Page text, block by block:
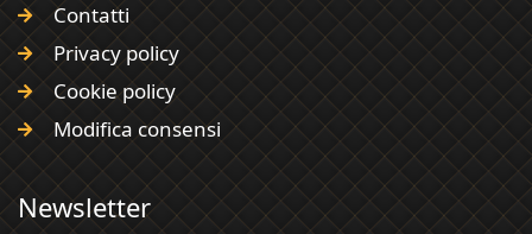
Contatti
Privacy policy
Cookie policy
Modifica consensi
Newsletter